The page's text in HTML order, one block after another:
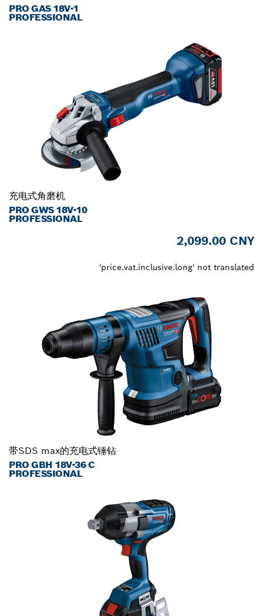
PRO GAS 18V-1
PROFESSIONAL
充电式角磨机
PRO GWS 18V-10
PROFESSIONAL
2,099.00 CNY
'price.vat.inclusive.long' not translated
带SDS max的充电式锤钻
PRO GBH 18V-36 C
PROFESSIONAL